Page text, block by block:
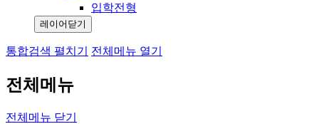
입학전형
레이어닫기
통합검색 펼치기 전체메뉴 열기
전체메뉴
전체메뉴 닫기